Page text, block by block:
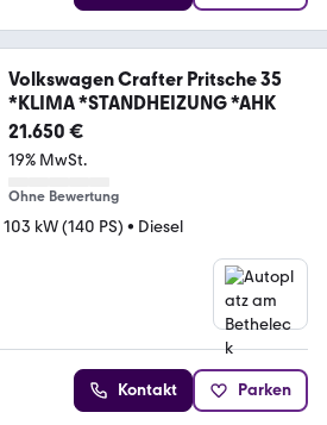
Volkswagen Crafter Pritsche 35
*KLIMA *STANDHEIZUNG *AHK
21.650 €
19% MwSt.
Ohne Bewertung
103 kW (140 PS) • Diesel
Kontakt Parken